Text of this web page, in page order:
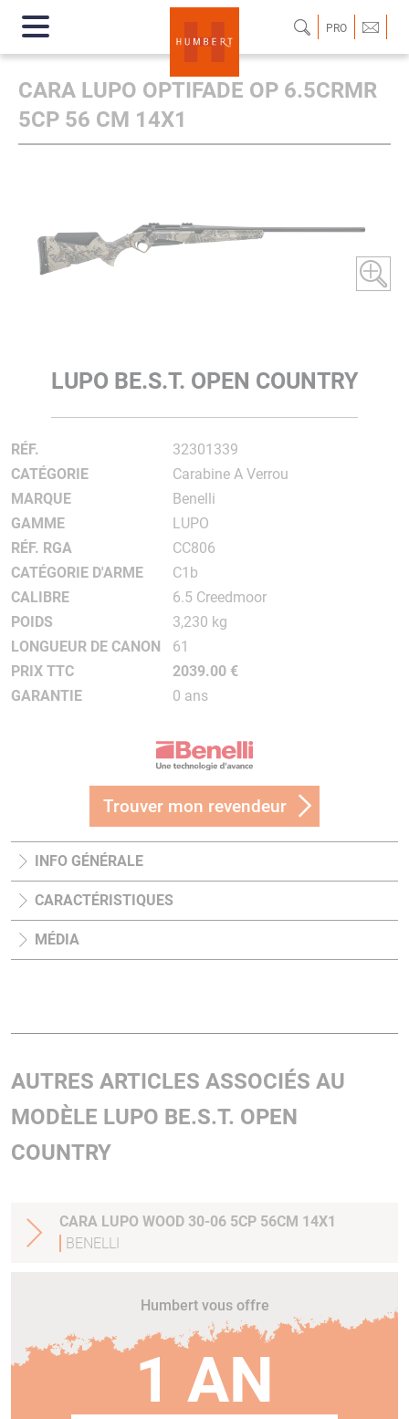
PRO
CARA LUPO OPTIFADE OP 6.5CRMR
5CP 56 CM 14X1
LUPO BE.S.T. OPEN COUNTRY
RÉF.
32301339
CATÉGORIE
Carabine A Verrou
MARQUE
Benelli
GAMME
LUPO
RÉF. RGA
CC806
CATÉGORIE D'ARME
C1b
CALIBRE
6.5 Creedmoor
POIDS
3,230 kg
LONGUEUR DE CANON
61
PRIX TTC
2039.00 €
GARANTIE
0 ans
Trouver mon revendeur
INFO GÉNÉRALE
CARACTÉRISTIQUES
MÉDIA
AUTRES ARTICLES ASSOCIÉS AU
MODÈLE LUPO BE.S.T. OPEN
COUNTRY
CARA LUPO WOOD 30-06 5CP 56CM 14X1
BENELLI
Humbert vous offre
1 AN